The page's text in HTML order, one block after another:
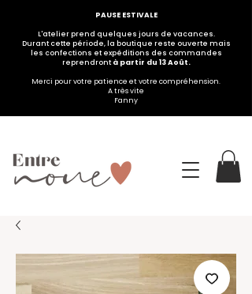
PAUSE ESTIVALE
L'atelier prend quelques jours de vacances.
Durant cette période, la boutique reste ouverte mais
les confections et expéditions des commandes
reprendrontà partir du 13 Août.
Merci pour votre patience et votre compréhension.
A très vite
Fanny